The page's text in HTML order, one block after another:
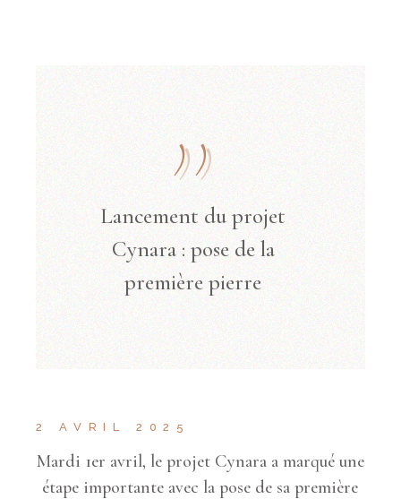
Lancement du projet
Cynara : pose de la
première pierre
2 AVRIL 2025
Mardi 1er avril, le projet Cynara a marqué une
étape importante avec la pose de sa première